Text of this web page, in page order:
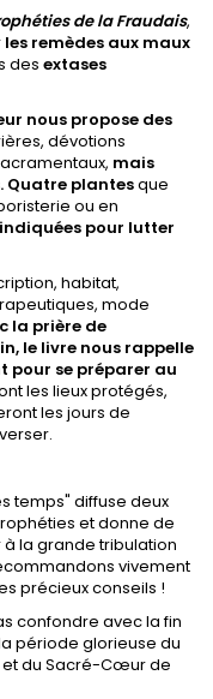
de la Fraudais,
les remèdes aux maux
des extases
nous propose des
dévotions
mais
Quatre plantesque
ou en
pour lutter
habitat,
mode
la prière de
le livre nous rappelle
pour se préparer au
les lieux protégés,
les jours de
temps" diffuse deux
et donne de
la grande tribulation
vivement
précieux conseils !
confondre avec la fin
période glorieuse du
du Sacré-Cœur de